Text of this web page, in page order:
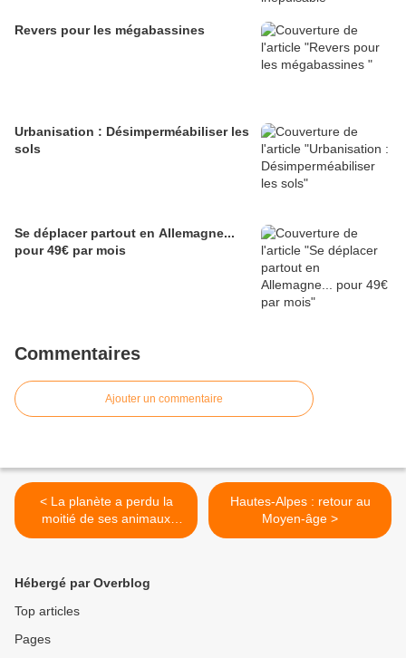
Revers pour les mégabassines
Urbanisation : Désimperméabiliser les
sols
Se déplacer partout en Allemagne...
pour 49€ par mois
Commentaires
Ajouter un commentaire
< La planète a perdu la
moitié de ses animaux
sauvages en 40 ans
Hautes-Alpes : retour au
Moyen-âge >
Hébergé par Overblog
Top articles
Pages